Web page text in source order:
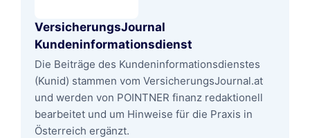
VersicherungsJournal
Kundeninformationsdienst
Die Beiträge des Kundeninformationsdienstes
(Kunid) stammen vom VersicherungsJournal.at
und werden von POINTNER finanz redaktionell
bearbeitet und um Hinweise für die Praxis in
Österreich ergänzt.